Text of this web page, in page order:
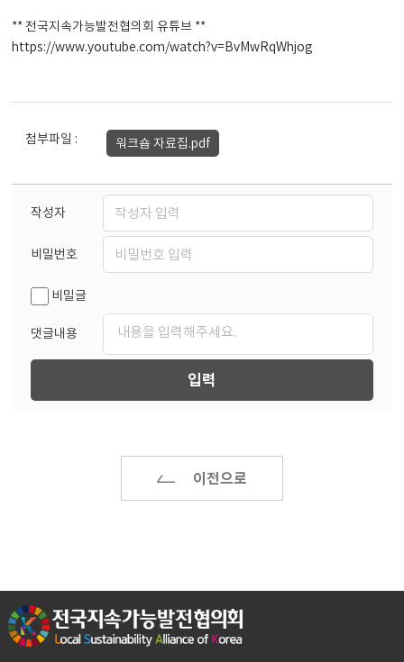
** 전국지속가능발전협의회 유튜브 **
https://www.youtube.com/watch?v=BvMwRqWhjog
첨부파일 : 워크숍 자료집.pdf
작성자
비밀번호
비밀글
댓글내용
입력
이전으로